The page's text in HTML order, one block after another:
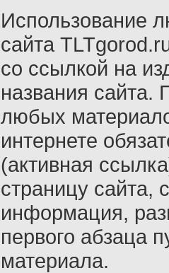
Использование
сайта
со ссылкой на
названия сайта.
любых
интернете
(активная
страницу сайта,
информация,
первого абзаца
материала.